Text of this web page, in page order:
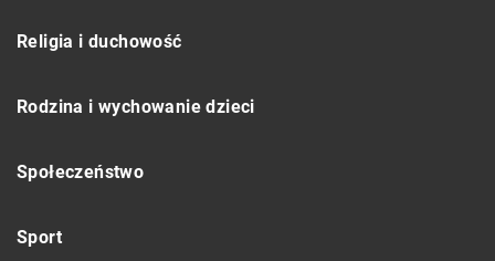
Religia i duchowość
Rodzina i wychowanie dzieci
Społeczeństwo
Sport